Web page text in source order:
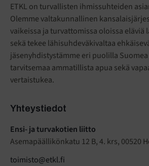
ETKL on turvallisten ihmissuhteiden
Olemme valtakunnallinen
vaikeissa ja turvattomissa oloissa eläviä
sekä tekee lähisuhdeväkivaltaa
jäsenyhdistystämme eri puolilla
tarvitsemaa ammatillista apua sekä
vertaistukea.
Yhteystiedot
Ensi- ja turvakotien liitto
Asemapäällikönkatu 12 B, 4. krs, 00520
toimisto@etkl.fi